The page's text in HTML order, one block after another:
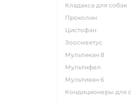
кладакса для собак
проколин
цистофан
зоосмектус
мультикан 8
мультифел
мультикан 6
кондиционеры для